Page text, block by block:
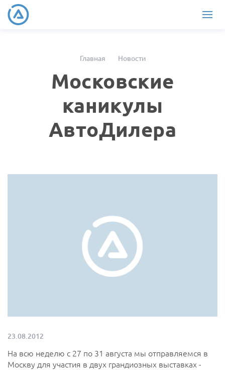
Главная Новости
Московские
каникулы
АвтоДилера
23.08.2012
На всю неделю с 27 по 31 августа мы отправляемся в
Москву для участия в двух грандиозных выставках -